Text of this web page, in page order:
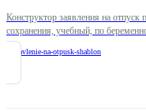
Конструктор заявления на
сохранения, учебный, по
zayavlenie-na-otpusk-shablon